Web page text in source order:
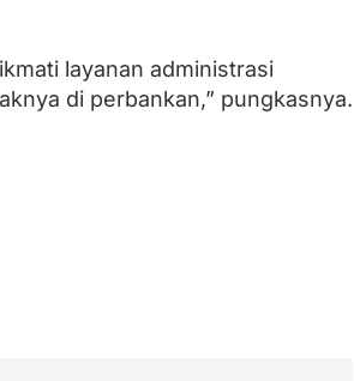
layanan administrasi
di perbankan,” pungkasnya.